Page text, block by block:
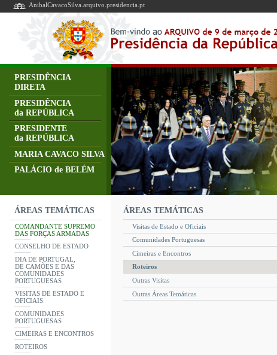
AnibalCavacoSilva.arquivo.presidencia.pt
PRESIDÊNCIA
DIRETA
PRESIDÊNCIA
da REPÚBLICA
PRESIDENTE
da REPÚBLICA
MARIA CAVACO SILVA
PALÁCIO de BELÉM
ÁREAS TEMÁTICAS
COMANDANTE SUPREMO
DAS FORÇAS ARMADAS
CONSELHO DE ESTADO
DIA DE PORTUGAL,
DE CAMÕES E DAS
COMUNIDADES
PORTUGUESAS
VISITAS DE ESTADO E
OFICIAIS
COMUNIDADES
PORTUGUESAS
CIMEIRAS E ENCONTROS
ROTEIROS
ÁREAS TEMÁTICAS
Visitas de Estado e Oficiais
Comunidades Portuguesas
Cimeiras e Encontros
Roteiros
Outras Visitas
Outras Áreas Temáticas